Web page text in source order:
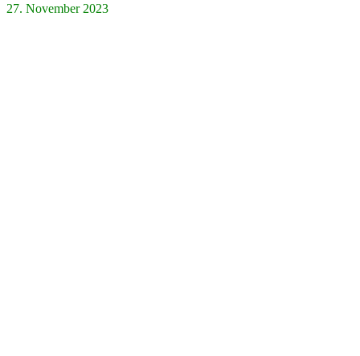
27. November 2023